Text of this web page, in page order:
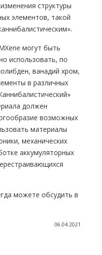
структуры
элементов, такой
могут быть
использовать, по
ванадий хром,
в различных
должен
возможных
материалы
механических
аккумуляторных
можете обсудить в
06.04.2021